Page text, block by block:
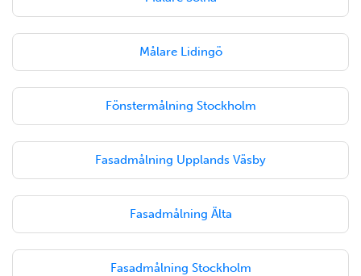
Målare Lidingö
Fönstermålning Stockholm
Fasadmålning Upplands Väsby
Fasadmålning Älta
Fasadmålning Stockholm